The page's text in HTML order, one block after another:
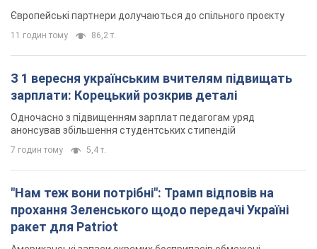
Європейські партнери долучаються до спільного проєкту
11 годин тому 86,2 т.
З 1 вересня українським вчителям підвищать
зарплати: Корецький розкрив деталі
Одночасно з підвищенням зарплат педагогам уряд
анонсував збільшення студентських стипендій
7 годин тому 5,4 т.
"Нам теж вони потрібні": Трамп відповів на
прохання Зеленського щодо передачі Україні
ракет для Patriot